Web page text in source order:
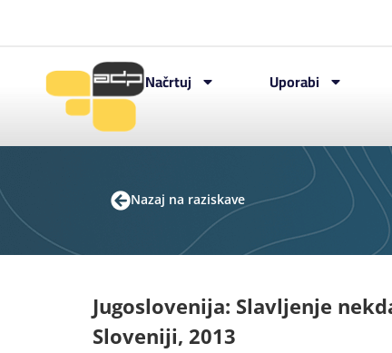
Načrtuj Uporabi
Nazaj na raziskave
Jugoslovenija: Slavljenje
Sloveniji, 2013